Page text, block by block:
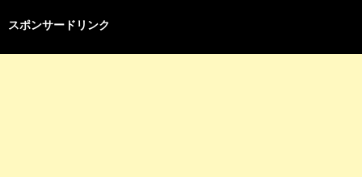
スポンサードリンク